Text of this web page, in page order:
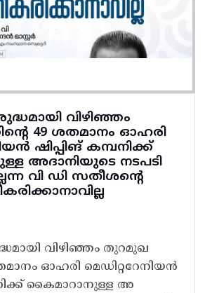
വിഴിഞ്ഞം
49 ശതമാനം ഓഹരി
ഷിപ്പിങ്‌ കമ്പനിക്ക്‌
അദാനിയുടെ നടപടി
വി ഡി സതീശന്റെ
വിഴിഞ്ഞം തുറമുഖ
ഓഹരി മെഡിറ്ററേനിയൻ
കൈമാറാനുള്ള അ